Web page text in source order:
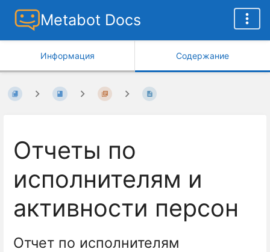
Metabot Docs
Информация Содержание
Отчеты по
исполнителям и
активности персон
Отчет по исполнителям